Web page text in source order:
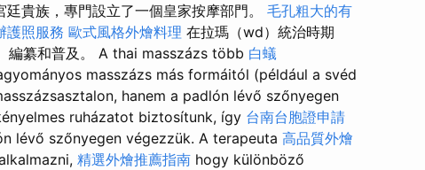
貴族，專門設立了一個皇家按摩部門。 毛孔粗大的有
護照服務 歐式風格外燴料理 在拉瑪（wd）統治時期
編纂和普及。 A thai masszázs több 白蟻
masszázs más formáitól (például a svéd
hanem a padlón lévő szőnyegen
ruházatot biztosítunk, így 台南台胞證申請
lévő szőnyegen végezzük. A terapeuta 高品質外燴
精選外燴推薦指南 hogy különböző